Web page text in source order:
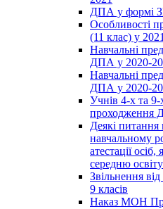
ДПА у формі
Особливості
(11 клас) у
Навчальні
ДПА у 2020-
Навчальні
ДПА у 2020-
Учнів 4-х та 9-
проходження
Деякі
навчальному
атестації
середню освіту
Звільнення
9 класів
Наказ МОН